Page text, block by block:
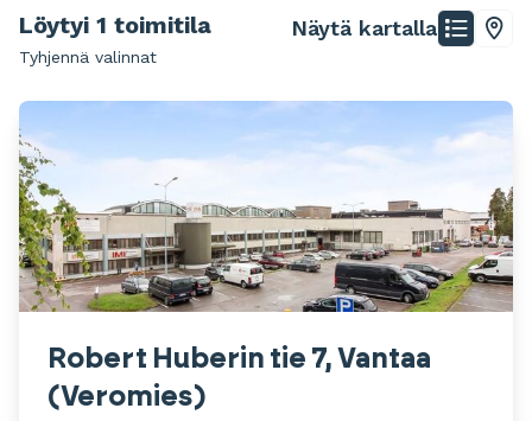
Löytyi 1 toimitila
Tyhjennä valinnat
Näytä kartalla
Robert Huberin tie 7, Vantaa
(Veromies)